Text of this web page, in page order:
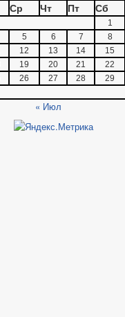
Ср Чт Пт Сб
1
5 6 7 8
12 13 14 15
19 20 21 22
26 27 28 29
« Июл